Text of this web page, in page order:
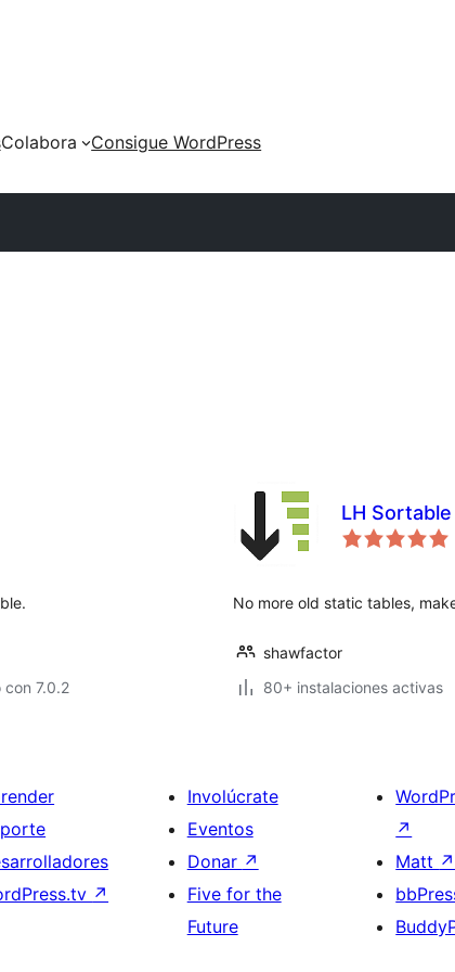
Colabora
Consigue WordPress
con 7.0.2
LH
No more old static tables,
shawfactor
80+ instalaciones activas
↗
Involúcrate
Eventos
Donar ↗
Five for the
Future
↗
Matt ↗